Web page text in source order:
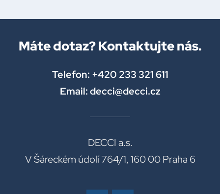
Máte dotaz? Kontaktujte nás.
Telefon: +420 233 321 611
Email: decci@decci.cz
DECCI a.s.
V Šáreckém údolí 764/1, 160 00 Praha 6